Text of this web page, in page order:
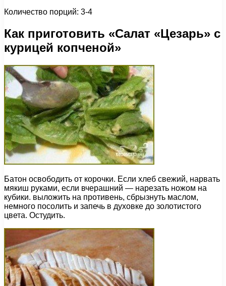
Количество порций: 3-4
Как приготовить «Салат «Цезарь» с
курицей копченой»
Батон освободить от корочки. Если хлеб свежий, нарвать
мякиш руками, если вчерашний — нарезать ножом на
кубики. выложить на противень, сбрызнуть маслом,
немного посолить и запечь в духовке до золотистого
цвета. Остудить.